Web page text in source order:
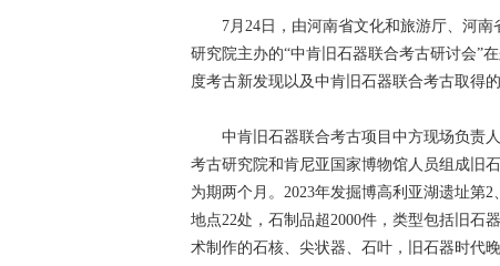
7月24日，由河南省文化和旅游厅、河南
研究院主办的“中肯旧石器联合考古研讨会”
度考古新发现以及中肯旧石器联合考古取得的
中肯旧石器联合考古项目中方现场负责人
考古研究院和肯尼亚国家博物馆人员组成旧
为期两个月。2023年发掘博高利亚湖遗址第
地点22处，石制品超2000件，类型包括旧石
术制作的石核、尖状器、石叶，旧石器时代